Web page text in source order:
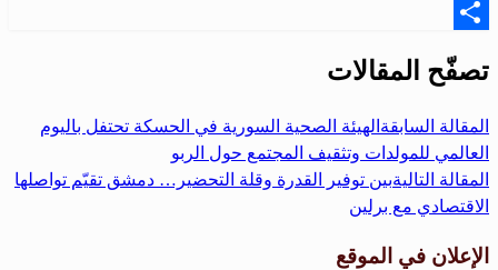
Email
تصفّح المقالات
المقالة السابقة الهيئة الصحية السورية في الحسكة تحتفل باليوم
العالمي للمولدات وتثقيف المجتمع حول الربو
المقالة التاليةبين توفير القدرة وقلة التحضير… دمشق تقيّم تواصلها
الاقتصادي مع برلين
الإعلان في الموقع